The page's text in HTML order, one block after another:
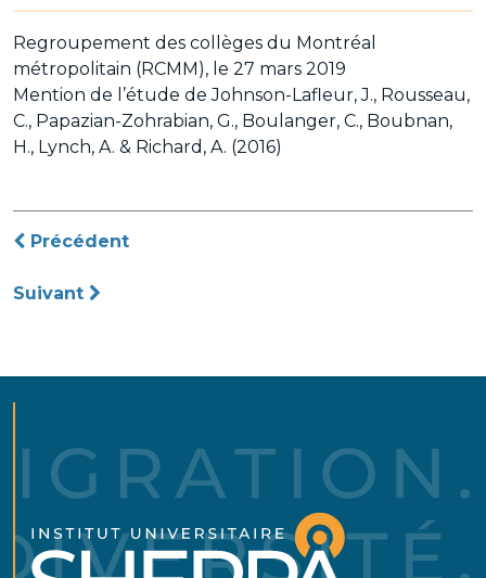
Regroupement des collèges du Montréal
métropolitain (RCMM), le 27 mars 2019
Mention de l’étude de Johnson-Lafleur, J., Rousseau,
C., Papazian-Zohrabian, G., Boulanger, C., Boubnan,
H., Lynch, A. & Richard, A. (2016)
Navigation
l’article
Précédent
Suivant